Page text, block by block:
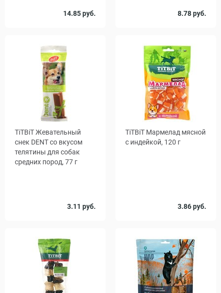
14.85 руб. 8.78 руб.
1 15
TiTBiT Жевательный
снек DENT со вкусом
телятины для собак
средних пород, 77 г
3.11 руб.
1 14
TiTBiT Мармелад мясной
с индейкой, 120 г
3.86 руб.
1 20